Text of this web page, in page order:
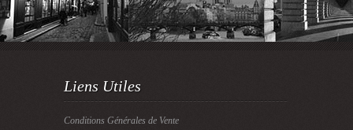
Liens Utiles
Conditions Générales de Vente